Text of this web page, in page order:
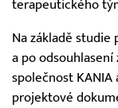
terapeutického
Na základě studie
a po odsouhlasení
společnost KANIA
projektové